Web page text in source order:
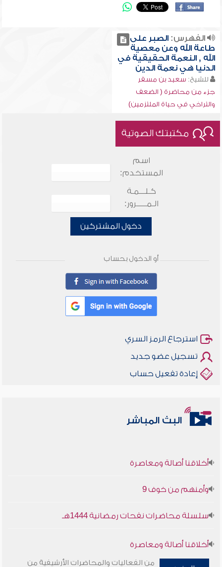
الفهرس:الصبر على
طاعة الله وعن معصية
الله , النعمة الحقيقية في
الدنيا هي نعمة الدين
للشيخ: سعيد بن مسفر
جزء من محاضرة ( الضعف
والتراخي في حياة الملتزمين)
مكتبتك الصوتية
اسم
المستخدم:
كـلـــمـة
الـمـــــرور:
دخول المشتركين
أو الدخول بحساب
استرجاع الرمز السري
تسجيل عضو جديد
إعادة تفعيل حساب
البث المباشر
أخلاقنا أصالة ومعاصرة
وأمنهم من خوف 9
سلسلة محاضرات نفحات رمضانية 1444هـ
أخلاقنا أصالة ومعاصرة
من الفعاليات والمحاضرات الأرشيفية من